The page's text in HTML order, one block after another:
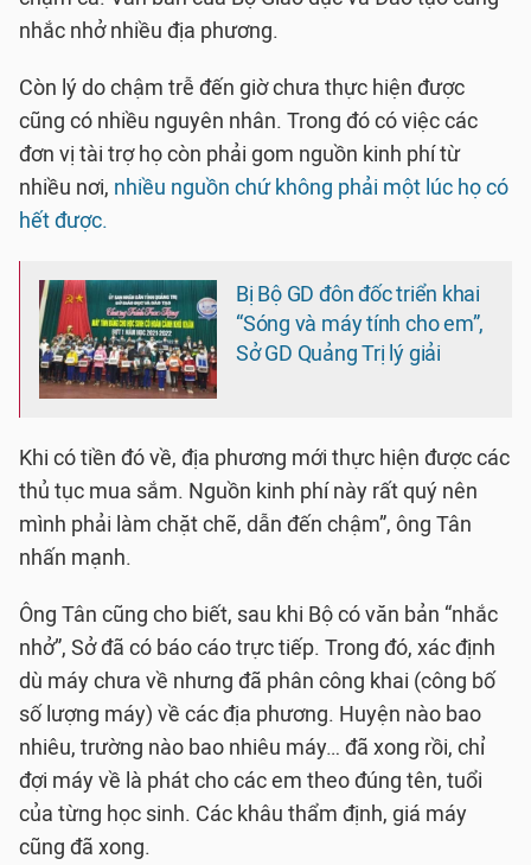
nhắc nhở nhiều địa phương.
Còn lý do chậm trễ đến giờ chưa thực hiện được
cũng có nhiều nguyên nhân. Trong đó có việc các
đơn vị tài trợ họ còn phải gom nguồn kinh phí từ
nhiều nơi, nhiều nguồn chứ không phải một lúc họ có
hết được.
Bị Bộ GD đôn đốc triển khai
“Sóng và máy tính cho em”,
Sở GD Quảng Trị lý giải
Khi có tiền đó về, địa phương mới thực hiện được các
thủ tục mua sắm. Nguồn kinh phí này rất quý nên
mình phải làm chặt chẽ, dẫn đến chậm”, ông Tân
nhấn mạnh.
Ông Tân cũng cho biết, sau khi Bộ có văn bản “nhắc
nhở”, Sở đã có báo cáo trực tiếp. Trong đó, xác định
dù máy chưa về nhưng đã phân công khai (công bố
số lượng máy) về các địa phương. Huyện nào bao
nhiêu, trường nào bao nhiêu máy… đã xong rồi, chỉ
đợi máy về là phát cho các em theo đúng tên, tuổi
của từng học sinh. Các khâu thẩm định, giá máy
cũng đã xong.